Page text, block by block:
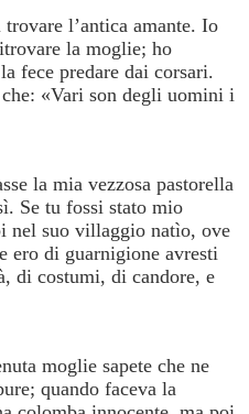
l’antica amante. Io
la moglie; ho
fece predare dai corsari.
«Vari son degli uomini i
la mia vezzosa pastorella
Se tu fossi stato mio
nel suo villaggio natìo, ove
ero di guarnigione avresti
di costumi, di candore, e
moglie sapete che ne
quando faceva la